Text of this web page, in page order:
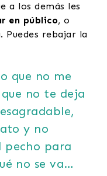
a los demás les
en público, o
. Puedes rebajar la
que no me
no te deja
y no
pecho para
no se va…